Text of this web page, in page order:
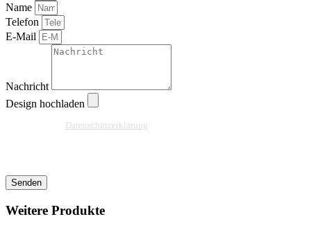
Name
Telefon
E-Mail
Nachricht
Design hochladen
Datenschutzerklärung
Senden
Weitere Produkte